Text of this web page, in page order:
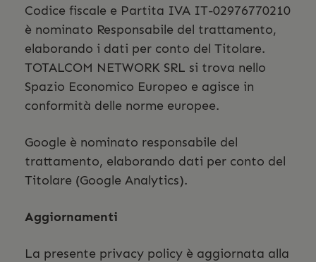
Codice fiscale e Partita IVA IT-02976770210
è nominato Responsabile del trattamento,
elaborando i dati per conto del Titolare.
TOTALCOM NETWORK SRL si trova nello
Spazio Economico Europeo e agisce in
conformità delle norme europee.
Google è nominato responsabile del
trattamento, elaborando dati per conto del
Titolare (Google Analytics).
Aggiornamenti
La presente privacy policy è aggiornata alla